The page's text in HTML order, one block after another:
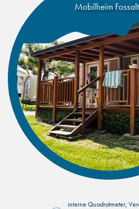
Mobilheim
interne Quadratmeter,